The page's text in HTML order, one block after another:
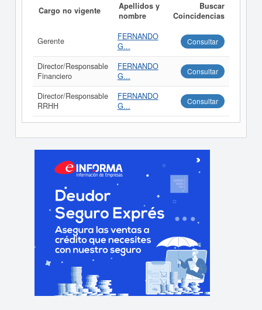
Cargo no vigente
Apellidos y
nombre
Buscar
Coincidencias
Gerente
FERNANDO
G...
Consultar
Director/Responsable
Financiero
FERNANDO
G...
Consultar
Director/Responsable
RRHH
FERNANDO
G...
Consultar